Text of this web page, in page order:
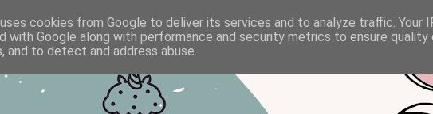
cookies from Google to deliver its services and to analyze traffic. Your
with Google along with performance and security metrics to ensure
and to detect and address abuse.